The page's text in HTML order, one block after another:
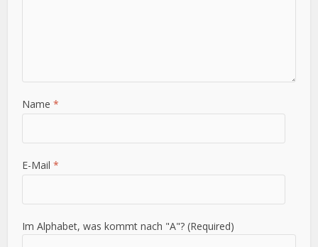
Name*
E-Mail*
Im Alphabet, was kommt nach "A"? (Required)